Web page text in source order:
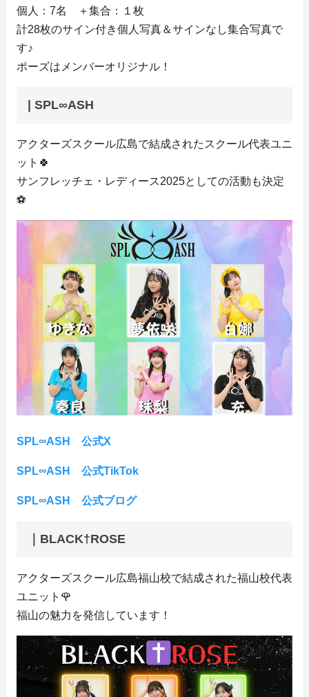
個人：7名 ＋集合：１枚
計28枚のサイン付き個人写真＆サインなし集合写真で
す♪
ポーズはメンバーオリジナル！
| SPL∞ASH
アクターズスクール広島で結成されたスクール代表ユニ
ット🍀
サンフレッチェ・レディース2025としての活動も決定
⚽
SPL∞ASH 公式X
SPL∞ASH 公式TikTok
SPL∞ASH 公式ブログ
｜BLACK†ROSE
アクターズスクール広島福山校で結成された福山校代表
ユニット🌹
福山の魅力を発信しています！